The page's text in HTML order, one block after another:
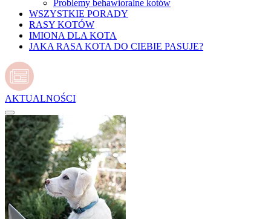
Problemy behawioralne kotów
WSZYSTKIE PORADY
RASY KOTÓW
IMIONA DLA KOTA
JAKA RASA KOTA DO CIEBIE PASUJE?
AKTUALNOŚCI